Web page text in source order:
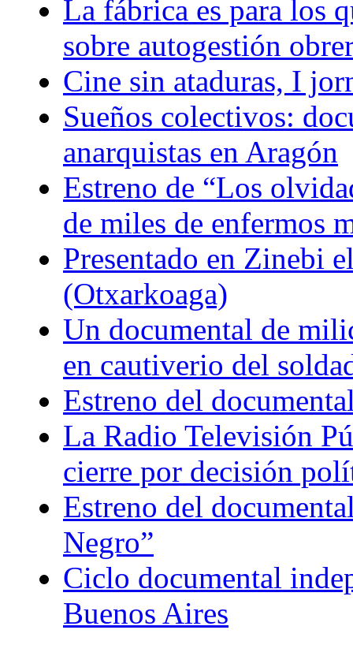
La fábrica es para los
sobre autogestión
Cine sin ataduras, I
Sueños colectivos:
anarquistas en Aragón
Estreno de “Los
de miles de enfermos
Presentado en Zinebi
(Otxarkoaga)
Un documental de
en cautiverio del
Estreno del
La Radio Televisión
cierre por decisión
Estreno del
Negro”
Ciclo documental
Buenos Aires